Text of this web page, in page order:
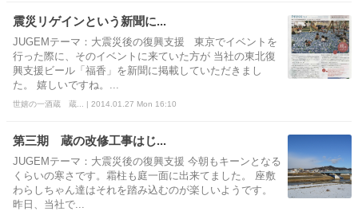
震災リゲインという新聞に...
JUGEMテーマ：大震災後の復興支援 東京でイベントを
行った際に、そのイベントに来ていた方が 当社の東北復
興支援ビール「福香」を新聞に掲載していただきまし
た。 嬉しいですね。...
世嬉の一酒蔵 蔵... | 2014.01.27 Mon 16:10
第三期 蔵の改修工事はじ...
JUGEMテーマ：大震災後の復興支援 今朝もキーンとなる
くらいの寒さです。霜柱も庭一面に出来てました。 座敷
わらしちゃん達はそれを踏み込むのが楽しいようです。
昨日、当社で...